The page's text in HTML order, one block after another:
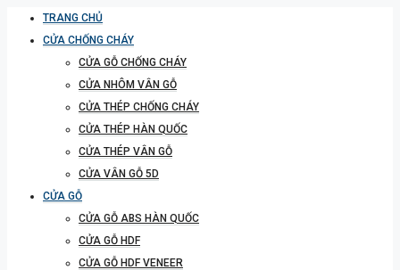
TRANG CHỦ
CỬA CHỐNG CHÁY
CỬA GỖ CHỐNG CHÁY
CỬA NHÔM VÂN GỖ
CỬA THÉP CHỐNG CHÁY
CỬA THÉP HÀN QUỐC
CỬA THÉP VÂN GỖ
CỬA VÂN GỖ 5D
CỬA GỖ
CỬA GỖ ABS HÀN QUỐC
CỬA GỖ HDF
CỬA GỖ HDF VENEER